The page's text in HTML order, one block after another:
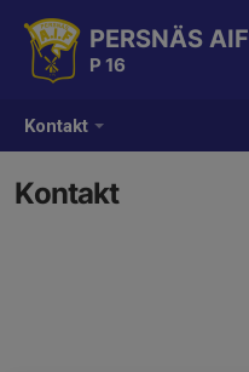
Kontakt
PERSNÄS AIF
P 16
Kontakt